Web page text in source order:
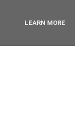
LEARN MORE